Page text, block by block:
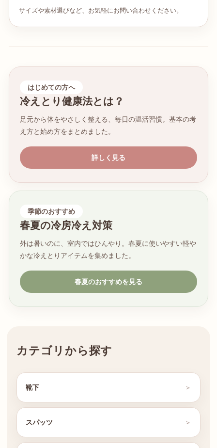
サイズや素材選びなど、お気軽にお問い合わせください。
はじめての方へ
冷えとり健康法とは？
足元から体をやさしく整える、毎日の温活習慣。基本の考
え方と始め方をまとめました。
詳しく見る
季節のおすすめ
春夏の冷房冷え対策
外は暑いのに、室内ではひんやり。春夏に使いやすい軽や
かな冷えとりアイテムを集めました。
春夏のおすすめを見る
カテゴリから探す
靴下
スパッツ